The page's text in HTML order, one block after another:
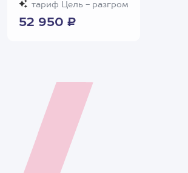
тариф Цель - разгром
52 950 ₽